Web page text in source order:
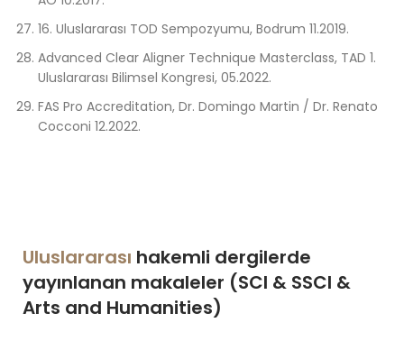
16. Uluslararası TOD Sempozyumu, Bodrum 11.2019.
Advanced Clear Aligner Technique Masterclass, TAD 1.
Uluslararası Bilimsel Kongresi, 05.2022.
FAS Pro Accreditation, Dr. Domingo Martin / Dr. Renato
Cocconi 12.2022.
Uluslararası hakemli dergilerde
yayınlanan makaleler (SCI & SSCI &
Arts and Humanities)